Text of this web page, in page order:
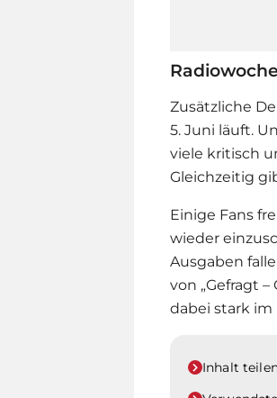
Zusätzliche
5. Juni läuft.
viele kritisch
Gleichzeitig
Einige Fans
wieder
Ausgaben
von „Gefragt
dabei stark im
Inhalt